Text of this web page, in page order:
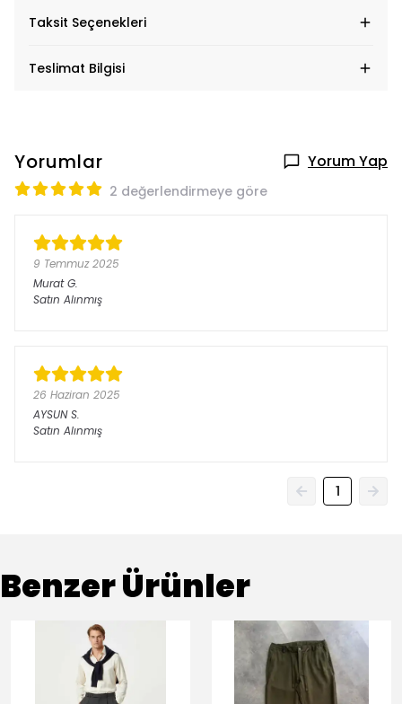
Taksit Seçenekleri
Teslimat Bilgisi
Yorumlar Yorum Yap
2 değerlendirmeye göre
9 Temmuz 2025
MuratG.
Satın Alınmış
26 Haziran 2025
AYSUN S.
Satın Alınmış
1
Benzer Ürünler